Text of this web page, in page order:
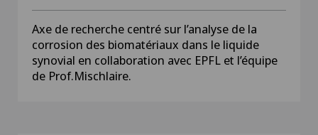
Axe de recherche centré sur l’analyse de la
corrosion des biomatériaux dans le liquide
synovial en collaboration avec EPFL et l’équipe
de Prof.Mischlaire.